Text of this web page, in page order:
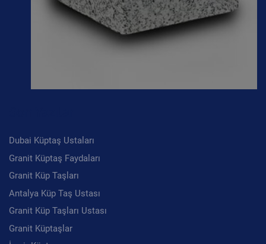
Dubai Küptaş Ustaları
Granit Küptaş Faydaları
Granit Küp Taşları
Antalya Küp Taş Ustası
Granit Küp Taşları Ustası
Granit Küptaşlar